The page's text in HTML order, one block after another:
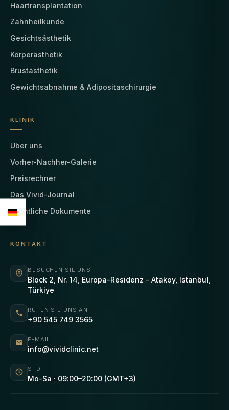
Haartransplantation
Zahnheilkunde
Gesichtsästhetik
Körperästhetik
Brustästhetik
Gewichtsabnahme & Adipositaschirurgie
KLINIK
Über uns
Vorher-Nachher-Galerie
Preisrechner
Das Vivid-Journal
Rechtliche Dokumente
KONTAKT
BESUCHEN SIE UNS
Block 2, Nr. 14, Europa-Residenz – Atakoy, Istanbul,
Türkiye
RUFEN SIE UNS AN
+90 545 749 3565
E-MAIL
info@vividclinic.net
STD
Mo–Sa · 09:00–20:00 (GMT+3)